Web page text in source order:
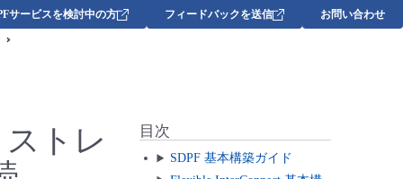
サービスを検討中の方 フィードバックを送信 お問い合わせ
トレ
目次
SDPF 基本構築ガイド